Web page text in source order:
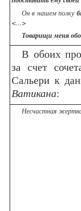
Он в нашем полку
<…>
Товарищи меня
В обоих
за счет
Сальери к
Ватикана:
Несчастная